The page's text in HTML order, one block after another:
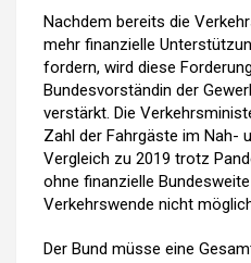
Nachdem bereits die
mehr finanzielle
fordern, wird diese
Bundesvorständin der
verstärkt. Die
Zahl der Fahrgäste im Nah-
Vergleich zu 2019 trotz
ohne finanzielle
Verkehrswende nicht
Der Bund müsse eine